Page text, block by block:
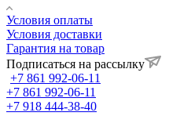
Условия оплаты
Условия доставки
Гарантия на товар
Подписаться на рассылку
+7 861 992-06-11
+7 861 992-06-11
+7 918 444-38-40